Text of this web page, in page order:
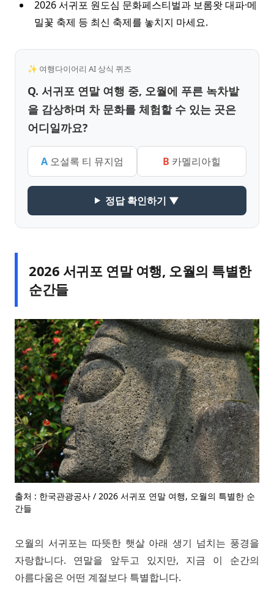
2026 서귀포 원도심 문화페스티벌과 보롬왓 대파·메
밀꽃 축제 등 최신 축제를 놓치지 마세요.
✨ 여행다이어리 AI 상식 퀴즈
Q. 서귀포 연말 여행 중, 오월에 푸른 녹차밭
을 감상하며 차 문화를 체험할 수 있는 곳은
어디일까요?
A 오설록 티 뮤지엄 B 카멜리아힐
정답 확인하기 ▼
2026 서귀포 연말 여행, 오월의 특별한
순간들
출처 : 한국관광공사 / 2026 서귀포 연말 여행, 오월의 특별한 순
간들
오월의 서귀포는 따뜻한 햇살 아래 생기 넘치는 풍경을
자랑합니다. 연말을 앞두고 있지만, 지금 이 순간의
아름다움은 어떤 계절보다 특별합니다.